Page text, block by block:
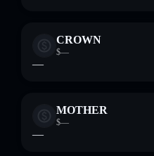
CROWN
$—
—
MOTHER
$—
—